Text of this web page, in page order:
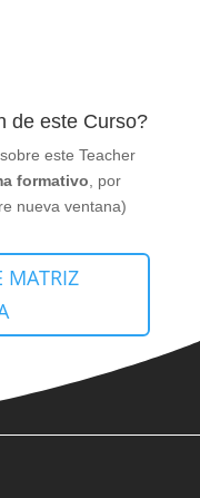
de este Curso?
este Teacher
formativo , por
nueva ventana)
MATRIZ